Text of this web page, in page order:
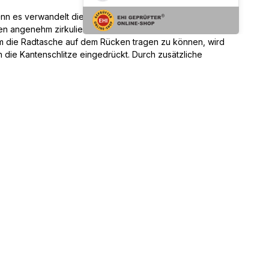
es verwandelt die Radtasche im Handumdrehen in
zirkulieren. Wenn es nicht im Einsatz ist und
Radtasche auf dem Rücken tragen zu können, wird
Kantenschlitze eingedrückt. Durch zusätzliche